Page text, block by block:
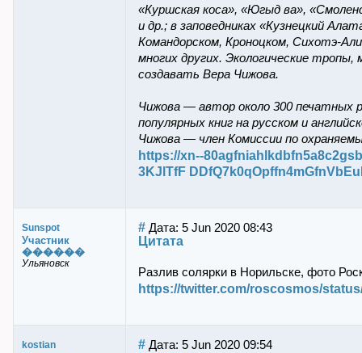
«Куршская коса», «Югыд ва»,
и др.; в заповедниках «Кузнецкий
Командорском, Кроноцком, Сихотэ-
многих других. Экологические
создавать Вера Чижова.
Чижова — автор около 300 печатных
популярных книг на русском и
Чижова — член Комиссии по
https://xn--
3KJlTfF
Sunspot
Участник
������
Ульяновск
# Дата: 5 Jun 2020 08:43
Цитата
Разлив солярки в Норильске, фото
https://twitter.com/roscosmos/
kostian # Дата: 5 Jun 2020 09:54